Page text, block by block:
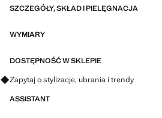
SZCZEGÓŁY, SKŁAD I PIELĘGNACJA
WYMIARY
DOSTĘPNOŚĆ W SKLEPIE
Zapytaj o stylizacje, ubrania i trendy
ASSISTANT